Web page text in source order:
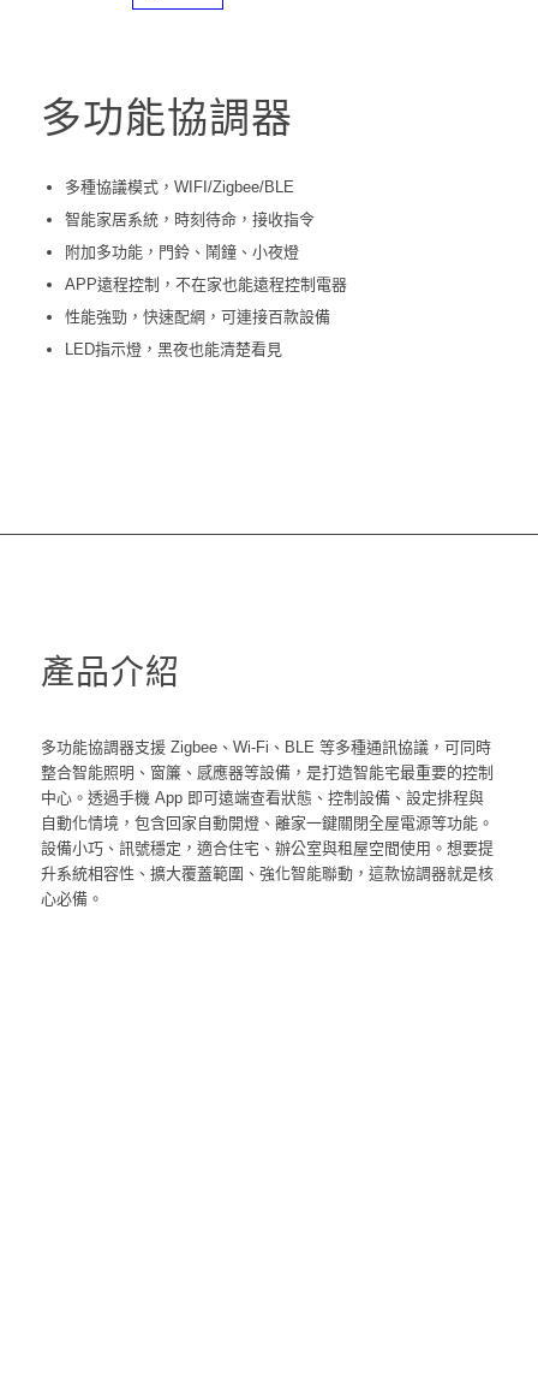
多功能協調器
多種協議模式，WIFI/Zigbee/BLE
智能家居系統，時刻待命，接收指令
附加多功能，門鈴、鬧鐘、小夜燈
APP遠程控制，不在家也能遠程控制電器
性能強勁，快速配網，可連接百款設備
LED指示燈，黑夜也能清楚看見
產品介紹
多功能協調器支援 Zigbee、Wi-Fi、BLE 等多種通訊協議，可同時
整合智能照明、窗簾、感應器等設備，是打造智能宅最重要的控制
中心。透過手機 App 即可遠端查看狀態、控制設備、設定排程與
自動化情境，包含回家自動開燈、離家一鍵關閉全屋電源等功能。
設備小巧、訊號穩定，適合住宅、辦公室與租屋空間使用。想要提
升系統相容性、擴大覆蓋範圍、強化智能聯動，這款協調器就是核
心必備。